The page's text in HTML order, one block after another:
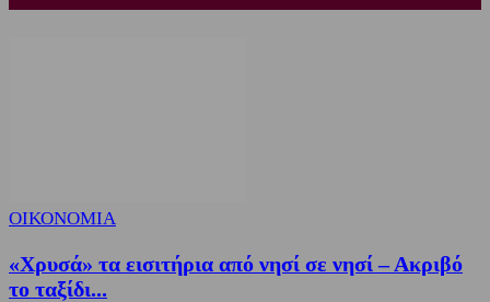
ΟΙΚΟΝΟΜΙΑ
«Χρυσά» τα εισιτήρια από νησί σε νησί – Ακριβό
το ταξίδι...